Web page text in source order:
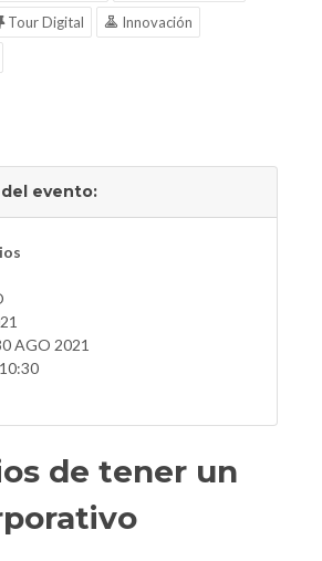
Tour Digital
Innovación
evento:
AGO 2021
de tener un